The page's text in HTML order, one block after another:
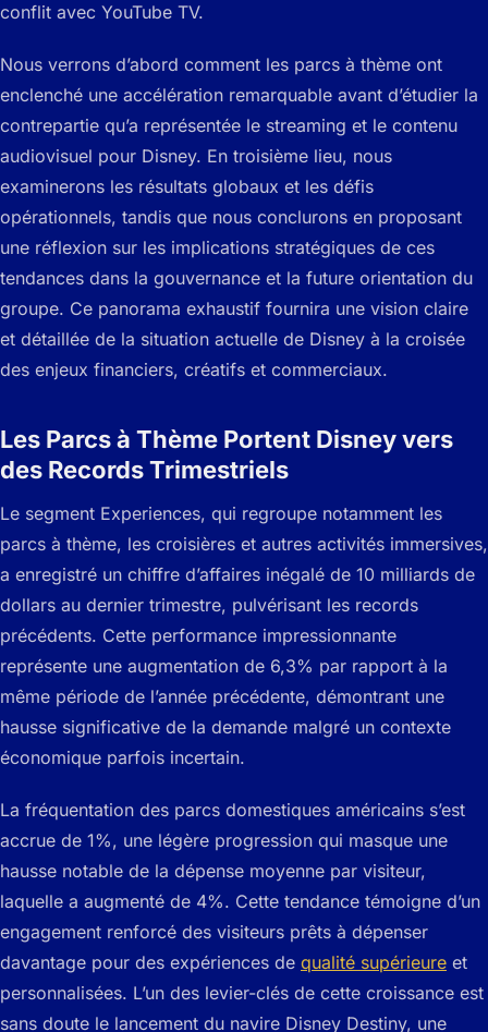
conflit avec YouTube TV.
Nous verrons d’abord comment les parcs à thème ont
enclenché une accélération remarquable avant d’étudier la
contrepartie qu’a représentée le streaming et le contenu
audiovisuel pour Disney. En troisième lieu, nous
examinerons les résultats globaux et les défis
opérationnels, tandis que nous conclurons en proposant
une réflexion sur les implications stratégiques de ces
tendances dans la gouvernance et la future orientation du
groupe. Ce panorama exhaustif fournira une vision claire
et détaillée de la situation actuelle de Disney à la croisée
des enjeux financiers, créatifs et commerciaux.
Les Parcs à Thème Portent Disney vers
des Records Trimestriels
Le segment Experiences, qui regroupe notamment les
parcs à thème, les croisières et autres activités immersives,
a enregistré un chiffre d’affaires inégalé de 10 milliards de
dollars au dernier trimestre, pulvérisant les records
précédents. Cette performance impressionnante
représente une augmentation de 6,3% par rapport à la
même période de l’année précédente, démontrant une
hausse significative de la demande malgré un contexte
économique parfois incertain.
La fréquentation des parcs domestiques américains s’est
accrue de 1%, une légère progression qui masque une
hausse notable de la dépense moyenne par visiteur,
laquelle a augmenté de 4%. Cette tendance témoigne d’un
engagement renforcé des visiteurs prêts à dépenser
davantage pour des expériences de qualité supérieure et
personnalisées. L’un des levier-clés de cette croissance est
sans doute le lancement du navire Disney Destiny, une